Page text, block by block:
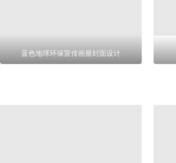
蓝色地球环保宣传画册封面设计